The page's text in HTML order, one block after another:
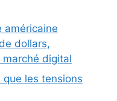
américaine
dollars,
digital
les tensions